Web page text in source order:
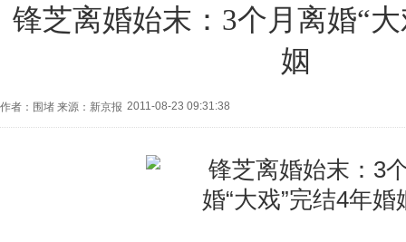
锋芝离婚始末：3个月离婚“
姻
作者：围堵 来源：新京报 2011-08-23 09:31:38